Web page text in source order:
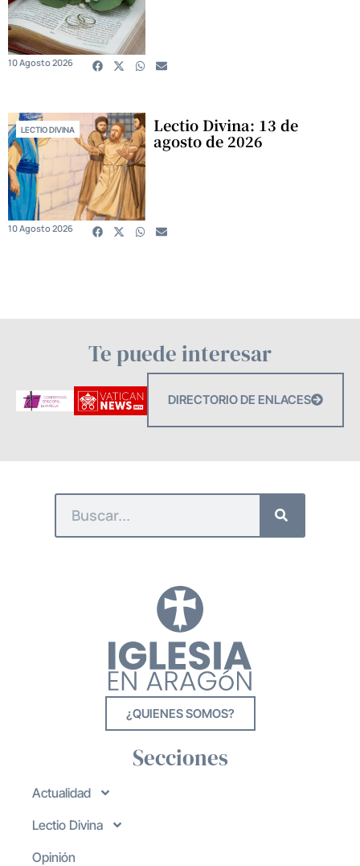
10 Agosto 2026
LECTIO DIVINA Lectio Divina: 13 de
agosto de 2026
10 Agosto 2026
Te puede interesar
DIRECTORIO DE ENLACES
¿QUIENES SOMOS?
Secciones
Actualidad
Lectio Divina
Opinión